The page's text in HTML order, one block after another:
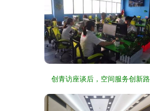
创青访座谈后，空间服务创新路